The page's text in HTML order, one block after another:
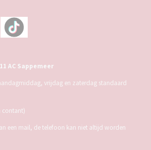
AC Sappemeer
vrijdag en zaterdag standaard
contant)
een mail, de telefoon kan niet altijd worden